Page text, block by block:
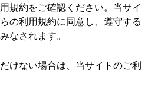
規約をご確認ください。当サイ
の利用規約に同意し、遵守する
なされます。
けない場合は、当サイトのご利